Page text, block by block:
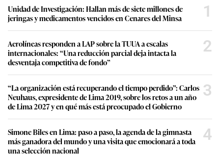
Unidad de Investigación: Hallan más de siete millones de
jeringas y medicamentos vencidos en Cenares del Minsa
1
Aerolíneas responden a LAP sobre la TUUA a escalas
internacionales: “Una reducción parcial deja intacta la
desventaja competitiva de fondo”
2
“La organización está recuperando el tiempo perdido”: Carlos
Neuhaus, expresidente de Lima 2019, sobre los retos a un año
de Lima 2027 y en qué más está preocupado el Gobierno
3
Simone Biles en Lima: paso a paso, la agenda de la gimnasta
más ganadora del mundo y una visita que emocionará a toda
una selección nacional
4